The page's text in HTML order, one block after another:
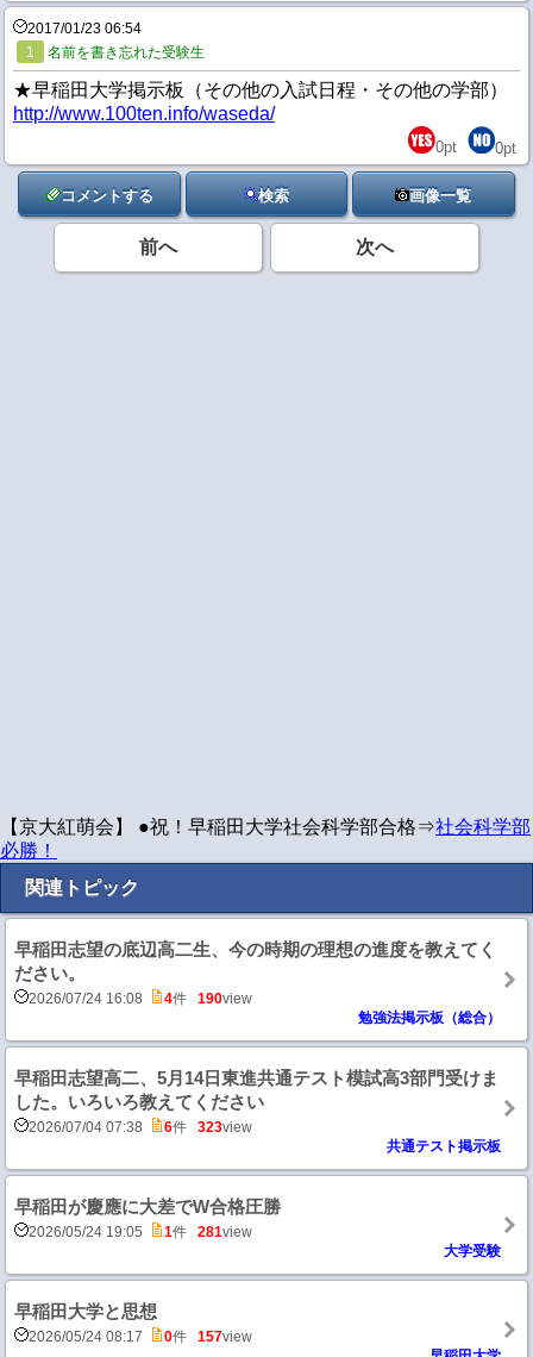
2017/01/23 06:54
1
名前を書き忘れた受験生
★早稲田大学掲示板（その他の入試日程・その他の学部）
http://www.100ten.info/waseda/
0pt 0pt
コメントする 検索 画像一覧
前へ 次へ
【京大紅萌会】 ●祝！早稲田大学社会科学部合格⇒社会科学部
必勝！
関連トピック
早稲田志望の底辺高二生、今の時期の理想の進度を教えてく
ださい。
2026/07/24 16:08 4件 190view
勉強法掲示板（総合）
早稲田志望高二、5月14日東進共通テスト模試高3部門受けま
した。いろいろ教えてください
2026/07/04 07:38 6件 323view
共通テスト掲示板
早稲田が慶應に大差でW合格圧勝
2026/05/24 19:05 1件 281view
大学受験
早稲田大学と思想
2026/05/24 08:17 0件 157view